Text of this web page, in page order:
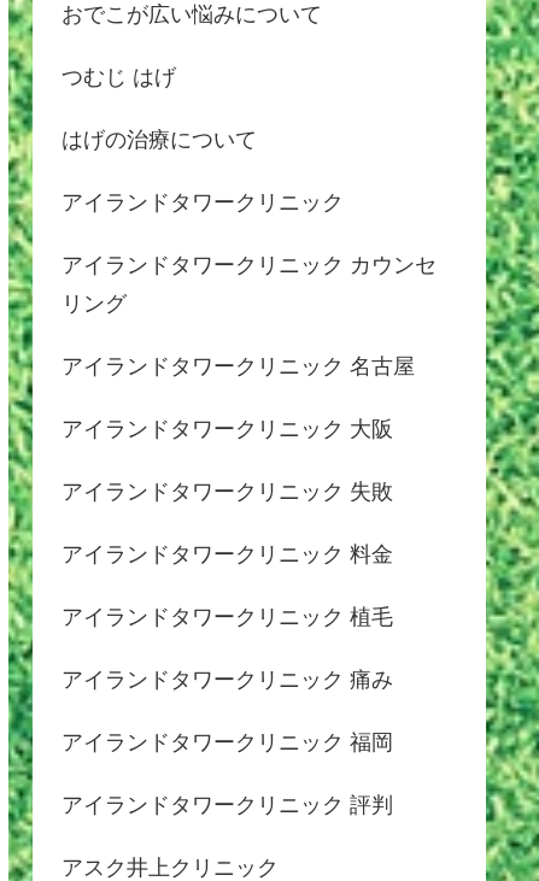
おでこが広い悩みについて
つむじ はげ
はげの治療について
アイランドタワークリニック
アイランドタワークリニック カウンセ
リング
アイランドタワークリニック 名古屋
アイランドタワークリニック 大阪
アイランドタワークリニック 失敗
アイランドタワークリニック 料金
アイランドタワークリニック 植毛
アイランドタワークリニック 痛み
アイランドタワークリニック 福岡
アイランドタワークリニック 評判
アスク井上クリニック